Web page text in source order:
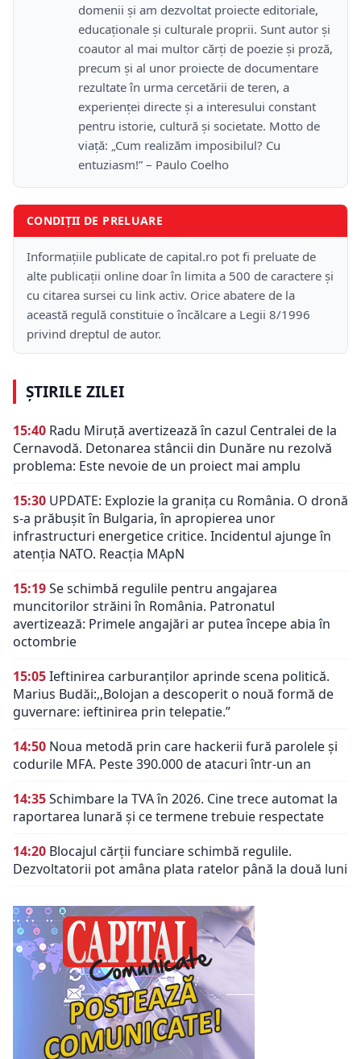
domenii și am dezvoltat proiecte editoriale,
educaționale și culturale proprii. Sunt autor și
coautor al mai multor cărți de poezie și proză,
precum și al unor proiecte de documentare
rezultate în urma cercetării de teren, a
experienței directe și a interesului constant
pentru istorie, cultură și societate. Motto de
viață: „Cum realizăm imposibilul? Cu
entuziasm!” – Paulo Coelho
CONDIȚII DE PRELUARE
Informațiile publicate de capital.ro pot fi preluate de
alte publicații online doar în limita a 500 de caractere și
cu citarea sursei cu link activ. Orice abatere de la
această regulă constituie o încălcare a Legii 8/1996
privind dreptul de autor.
ȘTIRILE ZILEI
15:40 Radu Miruță avertizează în cazul Centralei de la
Cernavodă. Detonarea stâncii din Dunăre nu rezolvă
problema: Este nevoie de un proiect mai amplu
15:30 UPDATE: Explozie la granița cu România. O dronă
s-a prăbușit în Bulgaria, în apropierea unor
infrastructuri energetice critice. Incidentul ajunge în
atenția NATO. Reacția MApN
15:19Se schimbă regulile pentru angajarea
muncitorilor străini în România. Patronatul
avertizează: Primele angajări ar putea începe abia în
octombrie
15:05Ieftinirea carburanților aprinde scena politică.
Marius Budăi:,,Bolojan a descoperit o nouă formă de
guvernare: ieftinirea prin telepatie.”
14:50 Noua metodă prin care hackerii fură parolele și
codurile MFA. Peste 390.000 de atacuri într-un an
14:35Schimbare la TVA în 2026. Cine trece automat la
raportarea lunară și ce termene trebuie respectate
14:20 Blocajul cărții funciare schimbă regulile.
Dezvoltatorii pot amâna plata ratelor până la două luni